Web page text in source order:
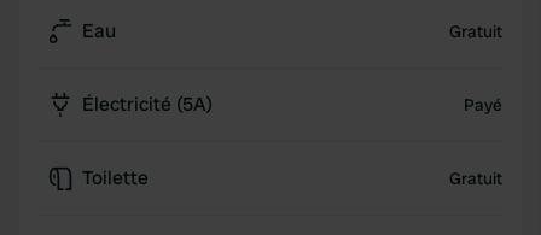
Eau Gratuit
Électricité (5A) Payé
Toilette Gratuit